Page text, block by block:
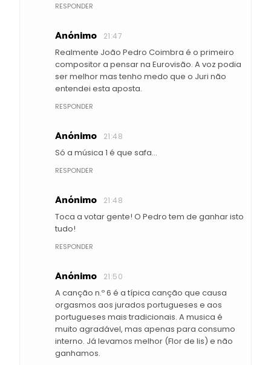
RESPONDER
Anónimo 21:47
Realmente João Pedro Coimbra é o primeiro
compositor a pensar na Eurovisão. A voz podia
ser melhor mas tenho medo que o Juri não
entendei esta aposta.
RESPONDER
Anónimo 21:48
Só a música 1 é que safa...
RESPONDER
Anónimo 21:48
Toca a votar gente! O Pedro tem de ganhar isto
tudo!
RESPONDER
Anónimo 21:50
A canção n.º 6 é a típica canção que causa
orgasmos aos jurados portugueses e aos
portugueses mais tradicionais. A musica é
muito agradável, mas apenas para consumo
interno. Já levamos melhor (Flor de lis) e não
ganhamos.